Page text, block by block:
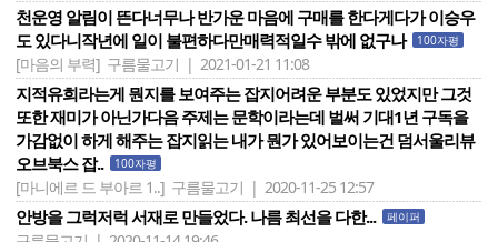
천운영 알림이 뜬다너무나 반가운 마음에 구매를 한다게다가 이승우
도 있다니작년에 일이 불편하다만매력적일수 밖에 없구나
100자평
[마음의 부력] 구름물고기 | 2021-01-21 11:08
지적유희라는게 뭔지를 보여주는 잡지어려운 부분도 있었지만 그것
또한 재미가 아닌가다음 주제는 문학이라는데 벌써 기대1년 구독을
가감없이 하게 해주는 잡지읽는 내가 뭔가 있어보이는건 덤서울리뷰
오브북스 잡..
100자평
[마니에르 드 부아르 1..] 구름물고기 | 2020-11-25 12:57
안방을 그럭저럭 서재로 만들었다. 나름 최선을 다한... 페이퍼